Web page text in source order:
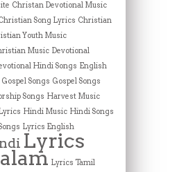
Christan Devotional Music
Song Lyrics Christian
Youth Music
Music Devotional
Hindi Songs English
Gospel Songs Gospel Songs
Songs Harvest Music
Hindi Music Hindi Songs
Lyrics English
Lyrics
Lyrics Tamil